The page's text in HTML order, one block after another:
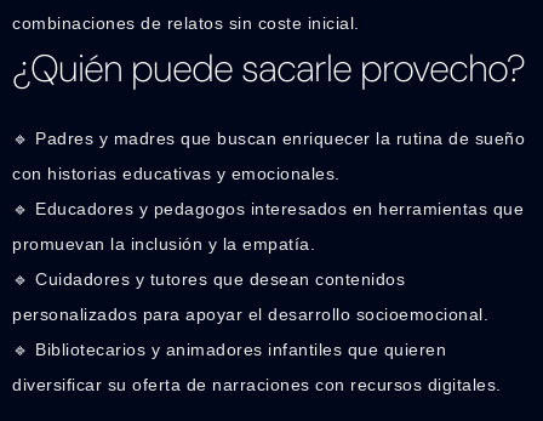
combinaciones de relatos sin coste inicial.
¿Quién puede sacarle provecho?
🔹 Padres y madres que buscan enriquecer la rutina de sueño
con historias educativas y emocionales.
🔹 Educadores y pedagogos interesados en herramientas que
promuevan la inclusión y la empatía.
🔹 Cuidadores y tutores que desean contenidos
personalizados para apoyar el desarrollo socioemocional.
🔹 Bibliotecarios y animadores infantiles que quieren
diversificar su oferta de narraciones con recursos digitales.